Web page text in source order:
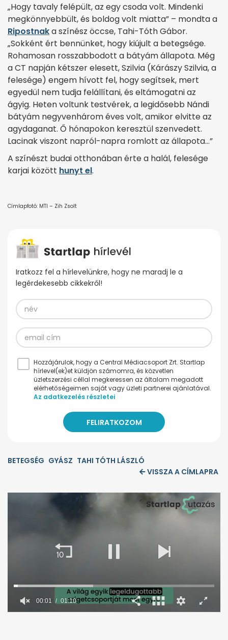
„Hogy tavaly felépült, az egy csoda volt. Mindenki
megkönnyebbült, és boldog volt miatta” – mondta a
Ripostnaka színész öccse, Tahi-Tóth Gábor.
„Sokként ért bennünket, hogy kiújult a betegsége.
Rohamosan rosszabbodott a bátyám állapota. Még
a CT napján kétszer elesett, Szilvia (Kárászy Szilvia, a
felesége) engem hívott fel, hogy segítsek, mert
egyedül nem tudja felállítani, és eltámogatni az
ágyig. Heten voltunk testvérek, a legidősebb Nándi
bátyám negyvenhárom éves volt, amikor elvitte az
agydaganat. Ő hónapokon keresztül szenvedett.
Lacinak viszont napról-napra romlott az állapota…”
A színészt budai otthonában érte a halál, felesége
karjai között hunyt el.
Címlapfotó: MTI – Zih Zsolt
Iratkozz fel a hírlevelünkre, hogy ne maradj le a
legérdekesebb cikkekről!
Hozzájárulok, hogy a Central Médiacsoport Zrt. Startlap
hírlevel(ek)et küldjön számomra, és közvetlen
üzletszerzési céllal megkeressen az általam megadott
elérhetőségeimen saját vagy üzleti partnerei ajánlatával.
Az adatkezelés részletei
BETEGSÉG GYÁSZ TAHI TÓTH LÁSZLÓ
VISSZA A CÍMLAPRA
00:02 01:10